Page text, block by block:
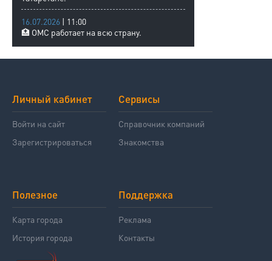
16.07.2026 | 11:00
🏥 ОМС работает на всю страну.
Личный кабинет
Войти на сайт
Зарегистрироваться
Сервисы
Справочник компаний
Знакомства
Полезное
Карта города
История города
Поддержка
Реклама
Контакты